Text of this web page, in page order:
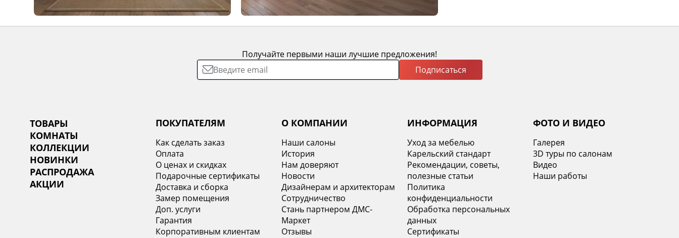
Получайте первыми наши лучшие предложения!
Подписаться
ТОВАРЫ
КОМНАТЫ
КОЛЛЕКЦИИ
НОВИНКИ
РАСПРОДАЖА
АКЦИИ
ПОКУПАТЕЛЯМ
Как сделать заказ
Оплата
О ценах и скидках
Подарочные сертификаты
Доставка и сборка
Замер помещения
Доп. услуги
Гарантия
Корпоративным клиентам
О КОМПАНИИ
Наши салоны
История
Нам доверяют
Новости
Дизайнерам и архитекторам
Сотрудничество
Стань партнером ДМС-
Маркет
Отзывы
ИНФОРМАЦИЯ
Уход за мебелью
Карельский стандарт
Рекомендации, советы,
полезные статьи
Политика
конфиденциальности
Обработка персональных
данных
Сертификаты
ФОТО И ВИДЕО
Галерея
3D туры по салонам
Видео
Наши работы